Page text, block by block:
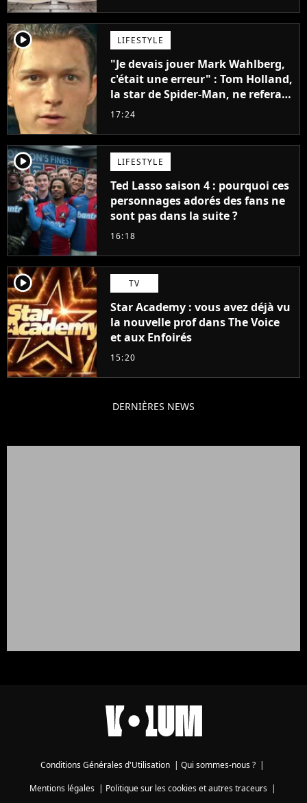
player2 LIFESTYLE
"Je devais jouer Mark Wahlberg,
c'était une erreur" : Tom Holland,
la star de Spider-Man, ne referait
pas ce blockbuster
17:24
player2 LIFESTYLE
Ted Lasso saison 4 : pourquoi ces
personnages adorés des fans ne
sont pas dans la suite ?
16:18
player2 TV
Star Academy : vous avez déjà vu
la nouvelle prof dans The Voice
et aux Enfoirés
15:20
DERNIÈRES NEWS
Conditions Générales d'Utilisation | Qui sommes-nous ? |
Mentions légales| Politique sur les cookies et autres traceurs|